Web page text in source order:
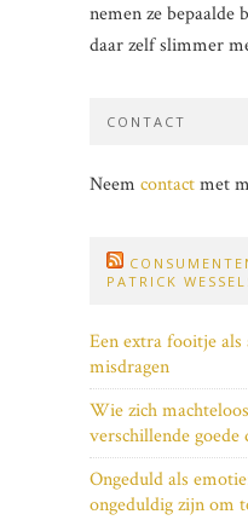
nemen ze bepaalde
daar zelf slimmer
CONTACT
Neem contactmet
PATRICK
Een extra fooitje als
misdragen
Wie zich
verschillende goede
Ongeduld als
ongeduldig zijn om